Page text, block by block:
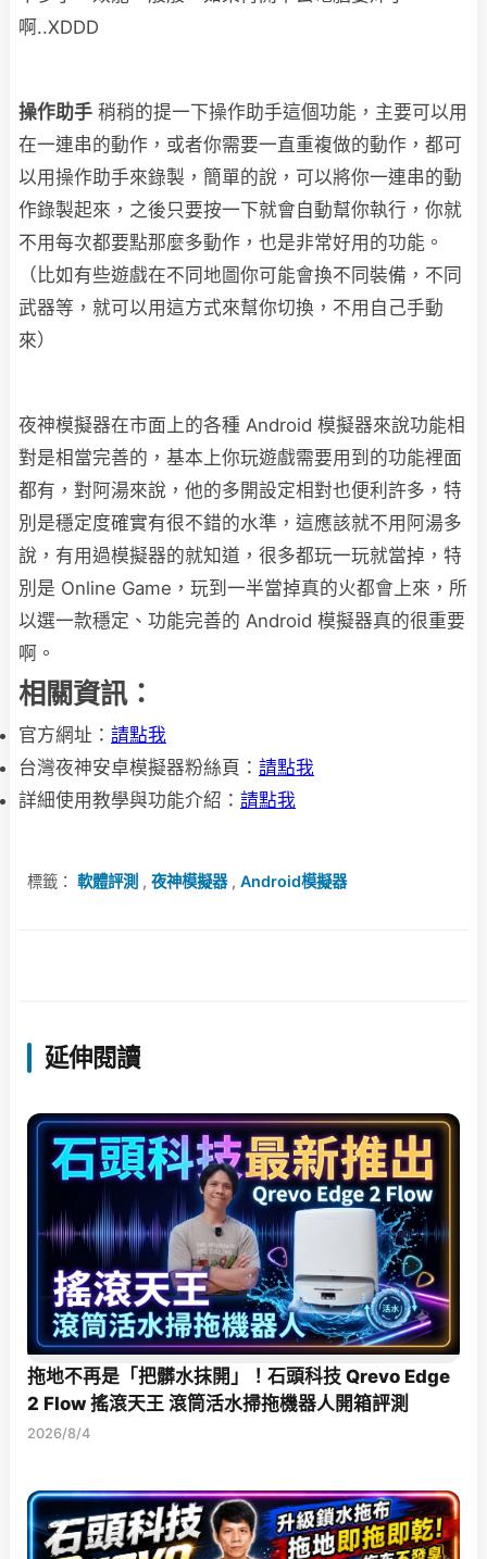
啊..XDDD
操作助手 稍稍的提一下操作助手這個功能，主要可以用
在一連串的動作，或者你需要一直重複做的動作，都可
以用操作助手來錄製，簡單的說，可以將你一連串的動
作錄製起來，之後只要按一下就會自動幫你執行，你就
不用每次都要點那麼多動作，也是非常好用的功能。
（比如有些遊戲在不同地圖你可能會換不同裝備，不同
武器等，就可以用這方式來幫你切換，不用自己手動
來）
夜神模擬器在市面上的各種 Android 模擬器來說功能相
對是相當完善的，基本上你玩遊戲需要用到的功能裡面
都有，對阿湯來說，他的多開設定相對也便利許多，特
別是穩定度確實有很不錯的水準，這應該就不用阿湯多
說，有用過模擬器的就知道，很多都玩一玩就當掉，特
別是 Online Game，玩到一半當掉真的火都會上來，所
以選一款穩定、功能完善的 Android 模擬器真的很重要
啊。
相關資訊：
官方網址： 請點我
台灣夜神安卓模擬器粉絲頁： 請點我
詳細使用教學與功能介紹： 請點我
標籤： 軟體評測 , 夜神模擬器, Android模擬器
延伸閱讀
拖地不再是「把髒水抹開」！石頭科技 Qrevo Edge
2 Flow 搖滾天王 滾筒活水掃拖機器人開箱評測
2026/8/4